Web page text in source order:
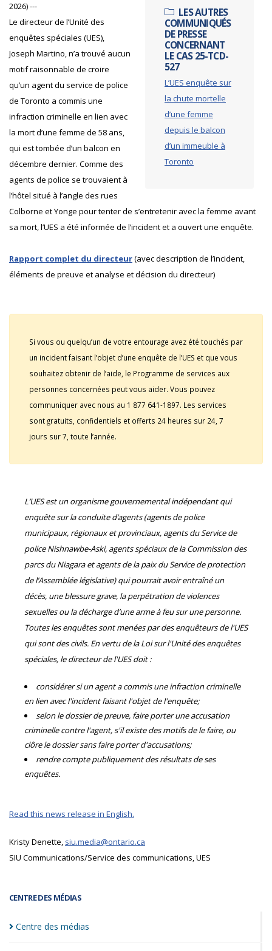
CENTRE DES MÉDIAS
Centre des médias
LES AUTRES
COMMUNIQUÉS
DE PRESSE
CONCERNANT
LE CAS 25-TCD-
527
L’UES enquête sur
la chute mortelle
d’une femme
depuis le balcon
d’un immeuble à
Toronto
2026) ---
Le directeur de l’Unité des
enquêtes spéciales (UES),
Joseph Martino, n’a trouvé aucun
motif raisonnable de croire
qu’un agent du service de police
de Toronto a commis une
infraction criminelle en lien avec
la mort d’une femme de 58 ans,
qui est tombée d’un balcon en
décembre dernier. Comme des
agents de police se trouvaient à
l’hôtel situé à l’angle des rues
Colborne et Yonge pour tenter de s’entretenir avec la femme avant
sa mort, l’UES a été informée de l’incident et a ouvert une enquête.
Rapport complet du directeur(avec description de l’incident,
éléments de preuve et analyse et décision du directeur)
Si vous ou quelqu’un de votre entourage avez été touchés par
un incident faisant l’objet d’une enquête de l’UES et que vous
souhaitez obtenir de l’aide, le Programme de services aux
personnes concernées peut vous aider. Vous pouvez
communiquer avec nous au 1 877 641-1897. Les services
sont gratuits, confidentiels et offerts 24 heures sur 24, 7
jours sur 7, toute l’année.
L’UES est un organisme gouvernemental indépendant qui
enquête sur la conduite d’agents (agents de police
municipaux, régionaux et provinciaux, agents du Service de
police Nishnawbe-Aski, agents spéciaux de la Commission des
parcs du Niagara et agents de la paix du Service de protection
de l’Assemblée législative) qui pourrait avoir entraîné un
décès, une blessure grave, la perpétration de violences
sexuelles ou la décharge d’une arme à feu sur une personne.
Toutes les enquêtes sont menées par des enquêteurs de l'UES
qui sont des civils. En vertu de la Loi sur l'Unité des enquêtes
spéciales, le directeur de l'UES doit :
considérer si un agent a commis une infraction criminelle
en lien avec l'incident faisant l'objet de l'enquête;
selon le dossier de preuve, faire porter une accusation
criminelle contre l'agent, s'il existe des motifs de le faire, ou
clôre le dossier sans faire porter d'accusations;
rendre compte publiquement des résultats de ses
enquêtes.
Read this news release in English.
Kristy Denette, siu.media@ontario.ca
SIU Communications/Service des communications, UES